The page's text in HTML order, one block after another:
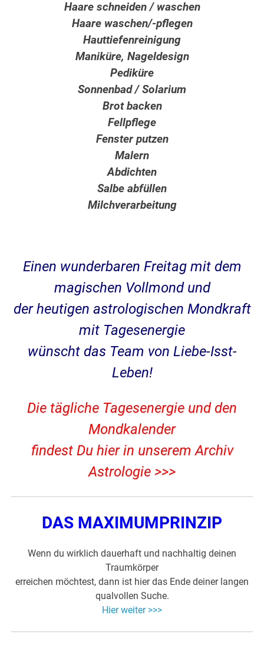
Haare schneiden / waschen
Haare waschen/-pflegen
Hauttiefenreinigung
Maniküre, Nageldesign
Pediküre
Sonnenbad / Solarium
Brot backen
Fellpflege
Fenster putzen
Malern
Abdichten
Salbe abfüllen
Milchverarbeitung
Einen wunderbaren Freitag mit dem
magischen Vollmond und
der heutigen astrologischen Mondkraft
mit Tagesenergie
wünscht das Team von Liebe-Isst-
Leben!
Die tägliche Tagesenergie und den
Mondkalender
findest Du hier in unserem Archiv
Astrologie >>>
DAS MAXIMUMPRINZIP
Wenn du wirklich dauerhaft und nachhaltig deinen
Traumkörper
erreichen möchtest, dann ist hier das Ende deiner langen
qualvollen Suche.
Hier weiter >>>